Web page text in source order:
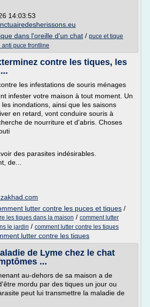
14:03:53
dans l'oreille d'un chat / puce et tique
anti puce frontline
contre les tiques, les
les infestations de souris ménages
infester votre maison à tout moment. Un
inondations, ainsi que les saisons
en retard, vont conduire souris à
de nourriture et d'abris. Choses
des parasites indésirables.
de...
lutter contre les puces et tiques /
les tiques dans la maison / comment lutter
le jardin / comment lutter contre les tiques
lutter contre les tiques
de Lyme chez le chat
...
au-dehors de sa maison a de
mordu par des tiques un jour ou
peut lui transmettre la maladie de